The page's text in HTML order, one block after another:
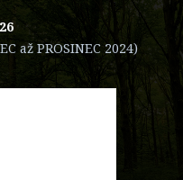
až PROSINEC 2024)